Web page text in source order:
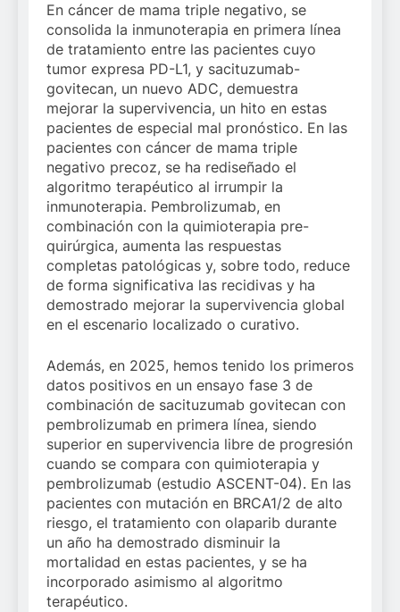
En cáncer de mama triple negativo, se
consolida la inmunoterapia en primera línea
de tratamiento entre las pacientes cuyo
tumor expresa PD-L1, y sacituzumab-
govitecan, un nuevo ADC, demuestra
mejorar la supervivencia, un hito en estas
pacientes de especial mal pronóstico. En las
pacientes con cáncer de mama triple
negativo precoz, se ha rediseñado el
algoritmo terapéutico al irrumpir la
inmunoterapia. Pembrolizumab, en
combinación con la quimioterapia pre-
quirúrgica, aumenta las respuestas
completas patológicas y, sobre todo, reduce
de forma significativa las recidivas y ha
demostrado mejorar la supervivencia global
en el escenario localizado o curativo.
Además, en 2025, hemos tenido los primeros
datos positivos en un ensayo fase 3 de
combinación de sacituzumab govitecan con
pembrolizumab en primera línea, siendo
superior en supervivencia libre de progresión
cuando se compara con quimioterapia y
pembrolizumab (estudio ASCENT-04). En las
pacientes con mutación en BRCA1/2 de alto
riesgo, el tratamiento con olaparib durante
un año ha demostrado disminuir la
mortalidad en estas pacientes, y se ha
incorporado asimismo al algoritmo
terapéutico.